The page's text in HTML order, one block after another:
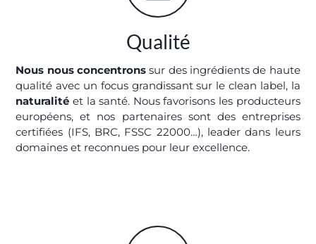
Qualité
Nous nous concentrons sur des ingrédients de haute
qualité avec un focus grandissant sur le clean label, la
naturalité et la santé. Nous favorisons les producteurs
européens, et nos partenaires sont des entreprises
certifiées (IFS, BRC, FSSC 22000…), leader dans leurs
domaines et reconnues pour leur excellence.